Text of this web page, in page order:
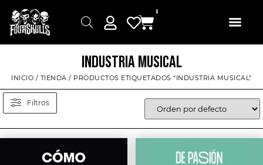
0
INDUSTRIA MUSICAL
INICIO / TIENDA / PRODUCTOS ETIQUETADOS “INDUSTRIA MUSICAL”
Filtros